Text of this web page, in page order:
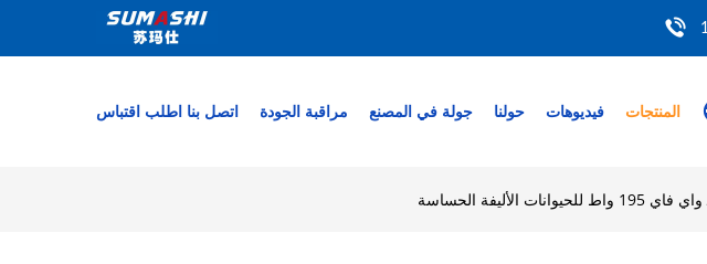
المنتجات فيديوهات حولنا جولة في المصنع مراقبة الجودة اتصل بنا اطلب اقتباس
الحساسة